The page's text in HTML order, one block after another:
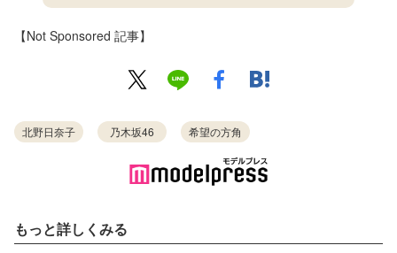
【Not Sponsored 記事】
北野日奈子 乃木坂46 希望の方角
もっと詳しくみる